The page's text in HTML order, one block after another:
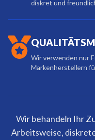
diskret und
Wir verwenden nur
Markenherstellern
Wir behandeln Ihr
Arbeitsweise,